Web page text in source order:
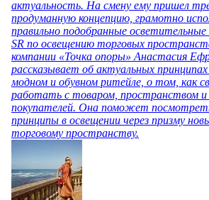
актуальность. На смену ему пришел
продуманную концепцию, грамотно
правильно подобранные
SR по освещению торговых
компании «Точка опоры» Анастасия
рассказывает об актуальных
модном и обувном ритейле, о том, как
работать с товаром, пространством и
покупателей. Она поможет
принципы в освещении через призму
торговому пространству.